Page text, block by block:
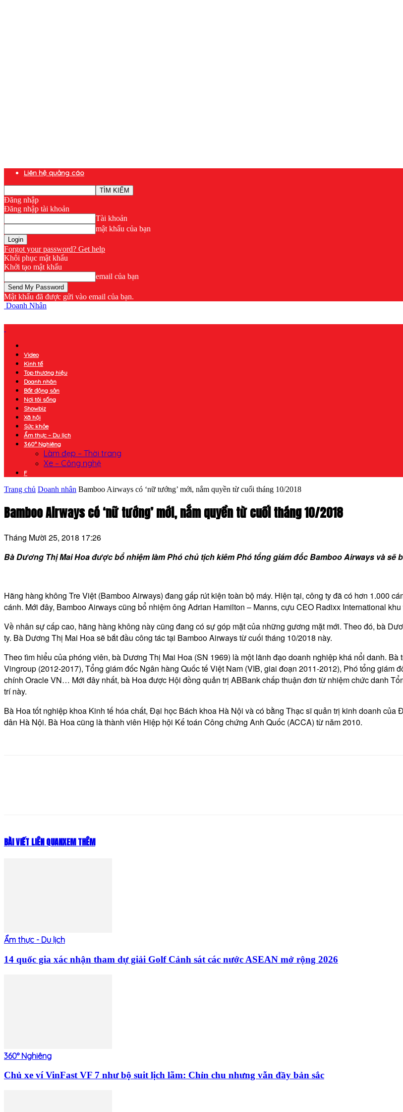
Liên hệ quảng cáo
Đăng nhập
Đăng nhập tài khoản
Tài khoản
mật khẩu của bạn
Forgot your password? Get help
Khôi phục mật khẩu
Khởi tạo mật khẩu
email của bạn
Mật khẩu đã được gửi vào email của bạn.
Doanh Nhân
Video
Kinh tế
Top thương hiệu
Doanh nhân
Bất động sản
Nơi tôi sống
Showbiz
Xã hội
Sức khỏe
Ẩm thực – Du lịch
360° Nghiêng
Làm đẹp – Thời trang
Xe – Công nghệ
F
Trang chủ Doanh nhân Bamboo Airways có ‘nữ tướng’ mới, nắm quyền từ cuối tháng 10/2018
Bamboo Airways có ‘nữ tướng’ mới, nắm quyền từ cuối tháng 10/2018
Tháng Mười 25, 2018 17:26
Bà Dương Thị Mai Hoa được bổ nhiệm làm Phó chủ tịch kiêm Phó tổng giám đốc Bamboo Airways và
Hãng hàng không Tre Việt (Bamboo Airways) đang gấp rút kiện toàn bộ máy. Hiện tại, công ty đã có hơn 1.000
cánh. Mới đây, Bamboo Airways cũng bổ nhiệm ông Adrian Hamilton – Manns, cựu CEO Radixx International
Về nhân sự cấp cao, hãng hàng không này cũng đang có sự góp mặt của những gương mặt mới. Theo đó, bà
ty. Bà Dương Thị Mai Hoa sẽ bắt đầu công tác tại Bamboo Airways từ cuối tháng 10/2018 này.
Theo tìm hiểu của phóng viên, bà Dương Thị Mai Hoa (SN 1969) là một lãnh đạo doanh nghiệp khá nổi danh.
Vingroup (2012-2017), Tổng giám đốc Ngân hàng Quốc tế Việt Nam (VIB, giai đoạn 2011-2012), Phó tổng giám
chính Oracle VN… Mới đây nhất, bà Hoa được Hội đồng quản trị ABBank chấp thuận đơn từ nhiệm chức danh
trí này.
Bà Hoa tốt nghiệp khoa Kinh tế hóa chất, Đại học Bách khoa Hà Nội và có bằng Thạc sĩ quản trị kinh doanh
dân Hà Nội. Bà Hoa cũng là thành viên Hiệp hội Kế toán Công chứng Anh Quốc (ACCA) từ năm 2010.
BÀI VIẾT LIÊN QUANXEM THÊM
Ẩm thực - Du lịch
14 quốc gia xác nhận tham dự giải Golf Cảnh sát các nước ASEAN mở rộng 2026
360° Nghiêng
Chủ xe ví VinFast VF 7 như bộ suit lịch lãm: Chỉn chu nhưng vẫn đầy bản sắc